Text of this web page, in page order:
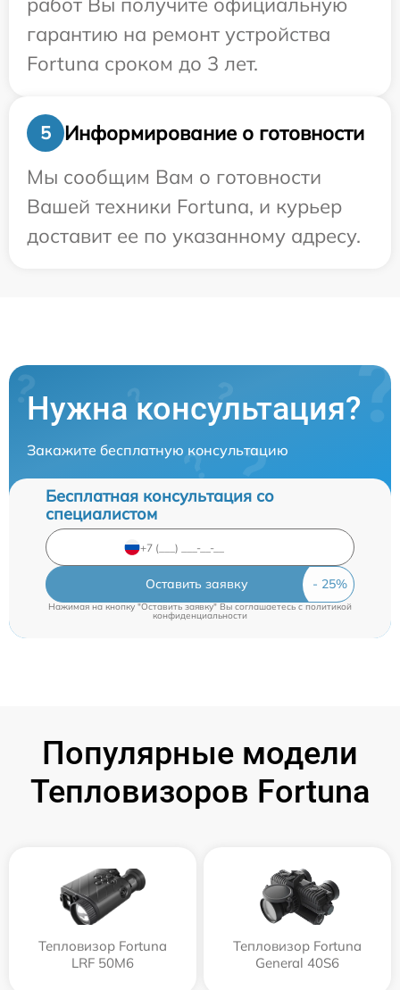
гарантию на ремонт устройства
Fortuna сроком до 3 лет.
5
Информирование о готовности
Мы сообщим Вам о готовности
Вашей техники Fortuna, и курьер
доставит ее по указанному адресу.
Нужна консультация?
Закажите бесплатную консультацию
Бесплатная консультация со
специалистом
Оставить заявку
Нажимая на кнопку "Оставить заявку" Вы соглашаетесь c политикой
конфиденциальности
Популярные модели
Тепловизоров Fortuna
Тепловизор Fortuna
LRF 50M6
Тепловизор Fortuna
General 40S6